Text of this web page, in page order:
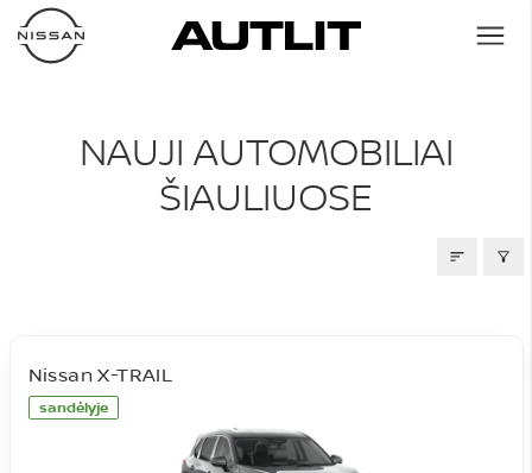
NAUJI AUTOMOBILIAI
NAUJI AUTOMOBILIAI
ŠIAULIUOSE
sandėlyje
Nissan X-TRAIL